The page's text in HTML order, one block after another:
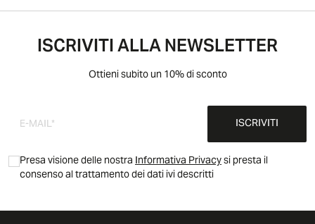
ISCRIVITI ALLA NEWSLETTER
Ottieni subito un 10% di sconto
ISCRIVITI
Presa visione delle nostraInformativa Privacysi presta il
consenso al trattamento dei dati ivi descritti